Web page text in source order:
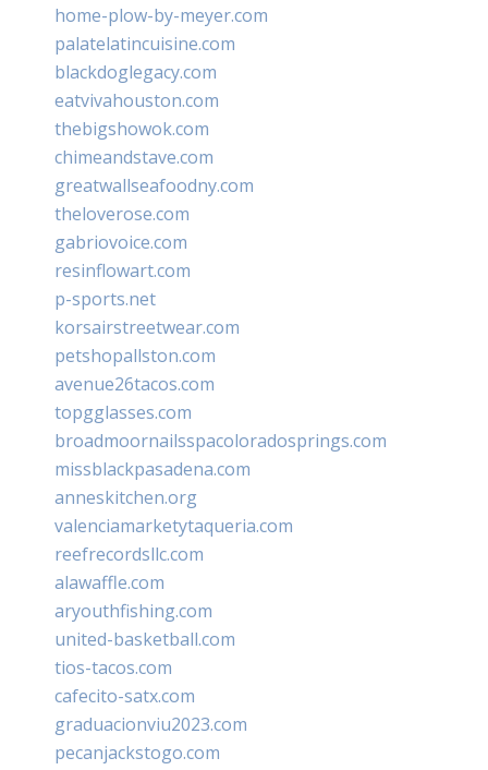
home-plow-by-meyer.com
palatelatincuisine.com
blackdoglegacy.com
eatvivahouston.com
thebigshowok.com
chimeandstave.com
greatwallseafoodny.com
theloverose.com
gabriovoice.com
resinflowart.com
p-sports.net
korsairstreetwear.com
petshopallston.com
avenue26tacos.com
topgglasses.com
broadmoornailsspacoloradosprings.com
missblackpasadena.com
anneskitchen.org
valenciamarketytaqueria.com
reefrecordsllc.com
alawaffle.com
aryouthfishing.com
united-basketball.com
tios-tacos.com
cafecito-satx.com
graduacionviu2023.com
pecanjackstogo.com